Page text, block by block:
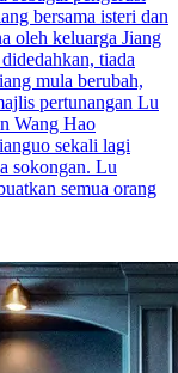
bersama isteri dan
oleh keluarga Jiang
tiada
mula berubah,
pertunangan Lu
Wang Hao
sekali lagi
sokongan. Lu
semua orang